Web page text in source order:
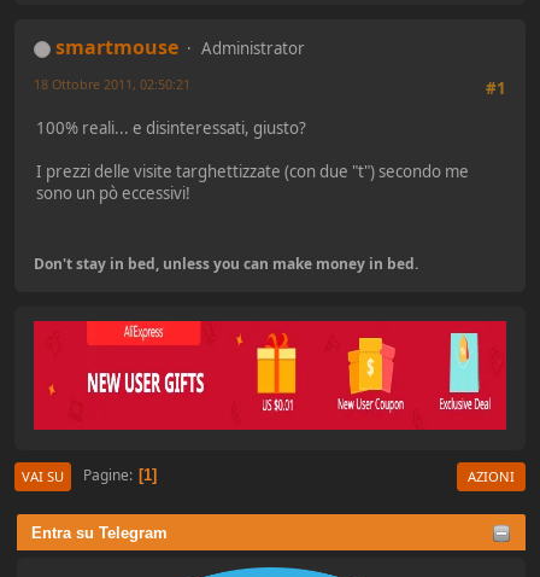
Entra su Telegram
smartmouse
Administrator
#1
18 Ottobre 2011, 02:50:21
100% reali... e disinteressati, giusto?
I prezzi delle visite targhettizzate (con due "t") secondo me
sono un pò eccessivi!
Don't stay in bed, unless you can make money in bed.
VAI SU Pagine 1 AZIONI